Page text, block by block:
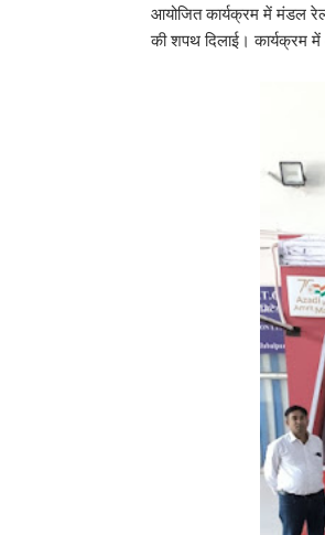
आयोजित कार्यक्रम में मंडल रेल
की शपथ दिलाई। कार्यक्रम